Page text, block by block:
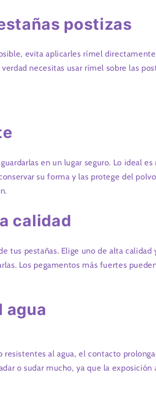
postizas
evita aplicarles rímel
necesitas usar rímel sobre las
en un lugar seguro. Lo ideal
su forma y las protege del
calidad
tus pestañas. Elige uno de alta
Los pegamentos más fuertes
agua
resistentes al agua, el contacto
o sudar mucho, ya que la exposición